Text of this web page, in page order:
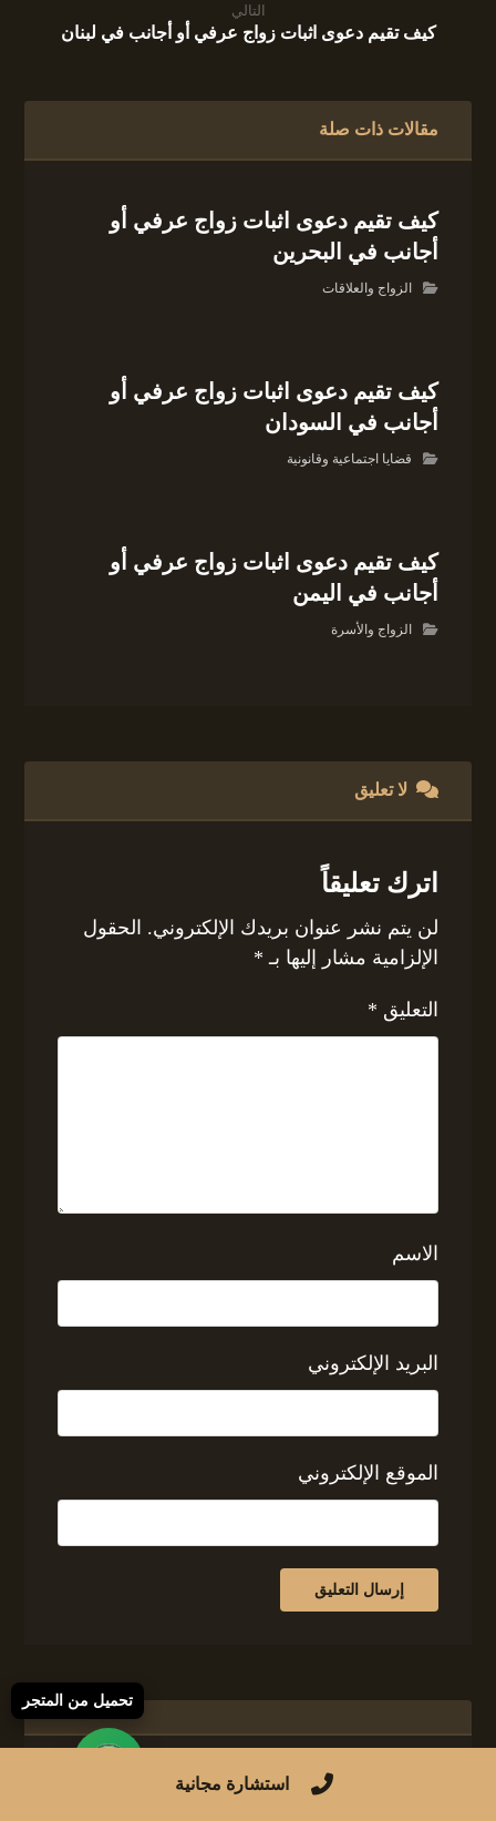
التالي
كيف تقيم دعوى اثبات زواج عرفي أو أجانب في لبنان
مقالات ذات صلة
كيف تقيم دعوى اثبات زواج عرفي أو
أجانب في البحرين
الزواج والعلاقات
كيف تقيم دعوى اثبات زواج عرفي أو
أجانب في السودان
قضايا اجتماعية وقانونية
كيف تقيم دعوى اثبات زواج عرفي أو
أجانب في اليمن
الزواج والأسرة
لا تعليق
اترك تعليقاً
لن يتم نشر عنوان بريدك الإلكتروني. الحقول
الإلزامية مشار إليها بـ *
التعليق *
الاسم
البريد الإلكتروني
الموقع الإلكتروني
استشارة مجانية
تحميل من المتجر